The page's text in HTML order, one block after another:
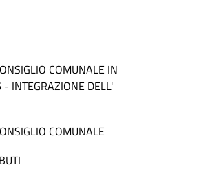
COMUNALE IN
INTEGRAZIONE DELL'
COMUNALE